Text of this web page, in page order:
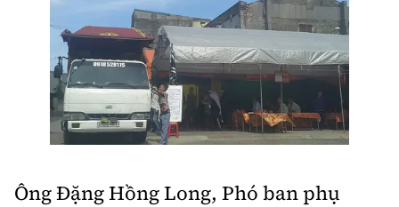
Ông Đặng Hồng Long, Phó ban phụ